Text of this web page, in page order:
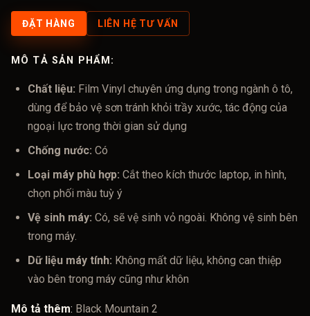
ĐẶT HÀNG LIÊN HỆ TƯ VẤN
MÔ TẢ SẢN PHẨM:
Chất liệu: Film Vinyl chuyên ứng dụng trong ngành ô tô,
dùng để bảo vệ sơn tránh khỏi trầy xước, tác động của
ngoại lực trong thời gian sử dụng
Chống nước: Có
Loại máy phù hợp: Cắt theo kích thước laptop, in hình,
chọn phối màu tuỳ ý
Vệ sinh máy: Có, sẽ vệ sinh vỏ ngoài. Không vệ sinh bên
trong máy.
Dữ liệu máy tính: Không mất dữ liệu, không can thiệp
vào bên trong máy cũng như khôn
Mô tả thêm: Black Mountain 2